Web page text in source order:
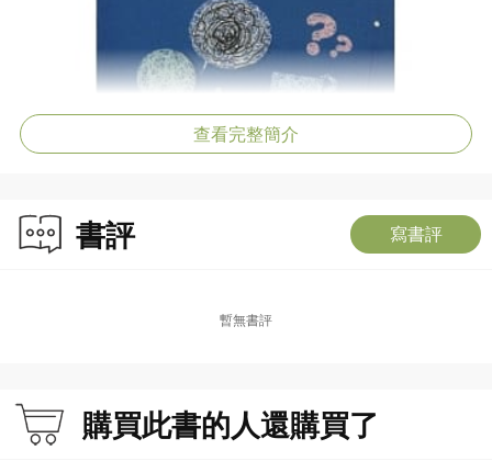
查看完整簡介
書評 寫書評
暫無書評
購買此書的人還購買了